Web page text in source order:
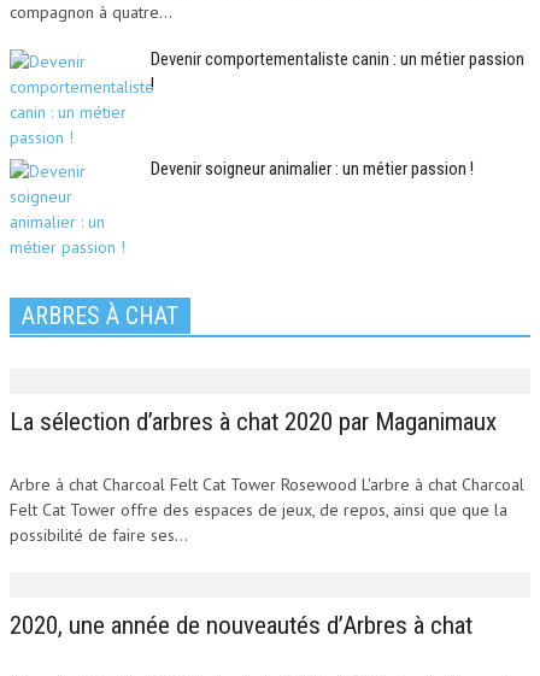
compagnon à quatre...
Devenir comportementaliste canin : un métier passion
!
Devenir soigneur animalier : un métier passion !
ARBRES À CHAT
La sélection d’arbres à chat 2020 par Maganimaux
Arbre à chat Charcoal Felt Cat Tower Rosewood L'arbre à chat Charcoal
Felt Cat Tower offre des espaces de jeux, de repos, ainsi que que la
possibilité de faire ses...
2020, une année de nouveautés d’Arbres à chat